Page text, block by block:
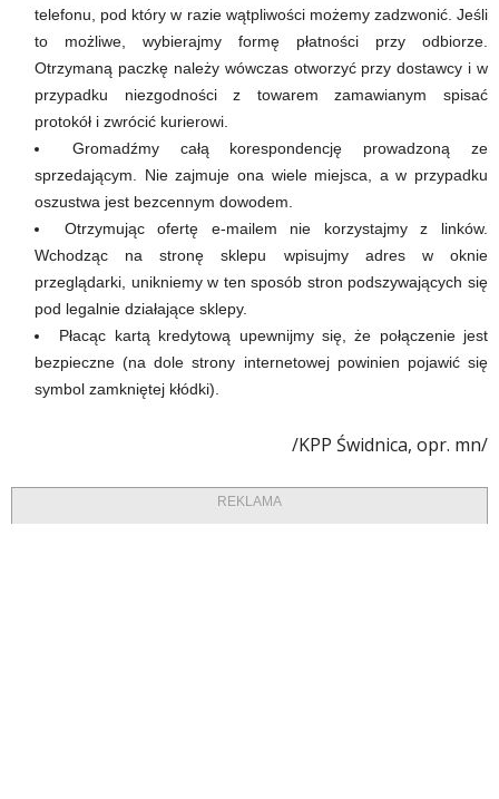
telefonu, pod który w razie wątpliwości możemy zadzwonić. Jeśli
to możliwe, wybierajmy formę płatności przy odbiorze.
Otrzymaną paczkę należy wówczas otworzyć przy dostawcy i w
przypadku niezgodności z towarem zamawianym spisać
protokół i zwrócić kurierowi.
Gromadźmy całą korespondencję prowadzoną ze
sprzedającym. Nie zajmuje ona wiele miejsca, a w przypadku
oszustwa jest bezcennym dowodem.
Otrzymując ofertę e-mailem nie korzystajmy z linków.
Wchodząc na stronę sklepu wpisujmy adres w oknie
przeglądarki, unikniemy w ten sposób stron podszywających się
pod legalnie działające sklepy.
Płacąc kartą kredytową upewnijmy się, że połączenie jest
bezpieczne (na dole strony internetowej powinien pojawić się
symbol zamkniętej kłódki).
/KPP Świdnica, opr. mn/
REKLAMA